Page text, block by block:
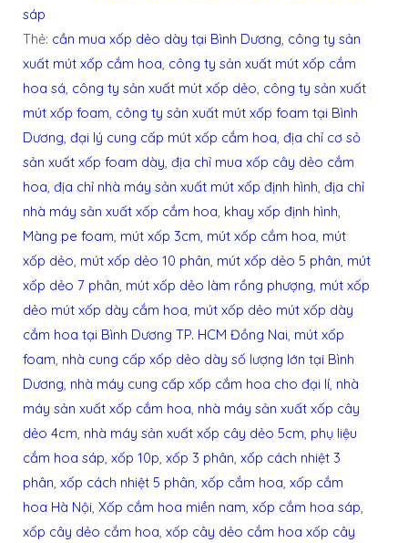
sáp
Thẻ: cần mua xốp dẻo dày tại Bình Dương, công ty sản
xuất mút xốp cắm hoa, công ty sản xuất mút xốp cắm
hoa sá, công ty sản xuất mút xốp dẻo, công ty sản xuất
mút xốp foam, công ty sản xuất mút xốp foam tại Bình
Dương,đại lý cung cấp mút xốp cắm hoa,địa chỉ cơ sỏ
sản xuất xốp foam dày,địa chỉ mua xốp cây dẻo cắm
hoa,địa chỉ nhà máy sản xuất mút xốp định hình,địa chỉ
nhà máy sản xuất xốp cắm hoa, khay xốp định hình,
Màng pe foam, mút xốp 3cm, mút xốp cắm hoa, mút
xốp dẻo, mút xốp dẻo 10 phân, mút xốp dẻo 5 phân, mút
xốp dẻo 7 phân, mút xốp dẻo làm rồng phượng, mút xốp
dẻo mút xốp dày cắm hoa, mút xốp dẻo mút xốp dày
cắm hoa tại Bình Dương TP. HCM Đồng Nai, mút xốp
foam, nhà cung cấp xốp dẻo dày số lượng lớn tại Bình
Dương, nhà máy cung cấp xốp cắm hoa cho đại lí, nhà
máy sản xuất xốp cắm hoa, nhà máy sản xuất xốp cây
dẻo 4cm, nhà máy sản xuất xốp cây dẻo 5cm, phụ liệu
cắm hoa sáp,xốp 10p,xốp 3 phân,xốp cách nhiệt 3
phân,xốp cách nhiệt 5 phân,xốp cắm hoa,xốp cắm
hoa Hà Nội,Xốp cắm hoa miền nam,xốp cắm hoa sáp,
xốp cây dẻo cắm hoa,xốp cây dẻo cắm hoa xốp cây